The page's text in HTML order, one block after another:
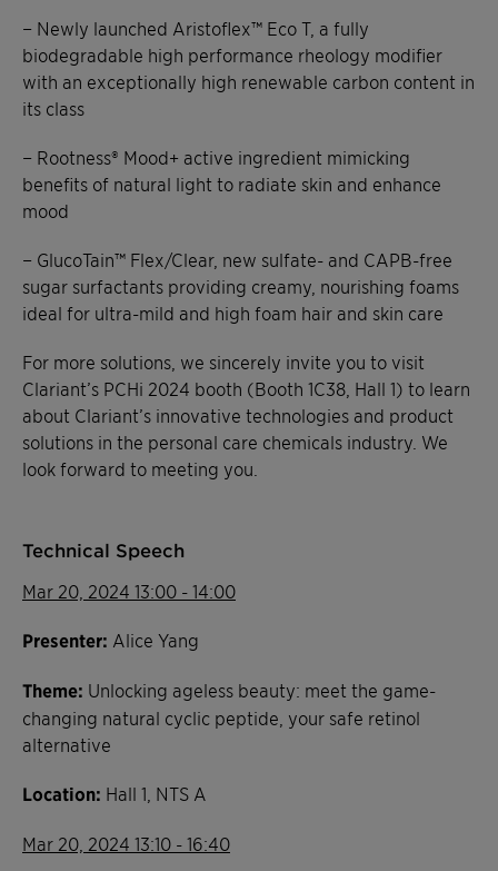
− Newly launched Aristoflex™ Eco T, a fully
biodegradable high performance rheology modifier
with an exceptionally high renewable carbon content in
its class
− Rootness® Mood+ active ingredient mimicking
benefits of natural light to radiate skin and enhance
mood
− GlucoTain™ Flex/Clear, new sulfate- and CAPB-free
sugar surfactants providing creamy, nourishing foams
ideal for ultra-mild and high foam hair and skin care
For more solutions, we sincerely invite you to visit
Clariant’s PCHi 2024 booth (Booth 1C38, Hall 1) to learn
about Clariant’s innovative technologies and product
solutions in the personal care chemicals industry. We
look forward to meeting you.
Technical Speech
Mar 20, 2024 13:00 - 14:00
Presenter: Alice Yang
Theme: Unlocking ageless beauty: meet the game-
changing natural cyclic peptide, your safe retinol
alternative
Location: Hall 1, NTS A
Mar 20, 2024 13:10 - 16:40